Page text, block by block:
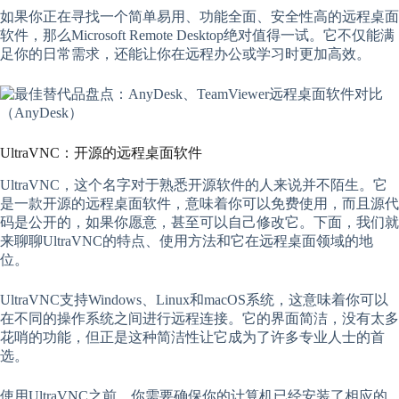
如果你正在寻找一个简单易用、功能全面、安全性高的远程桌面
软件，那么Microsoft Remote Desktop绝对值得一试。它不仅能满
足你的日常需求，还能让你在远程办公或学习时更加高效。
UltraVNC：开源的远程桌面软件
UltraVNC，这个名字对于熟悉开源软件的人来说并不陌生。它
是一款开源的远程桌面软件，意味着你可以免费使用，而且源代
码是公开的，如果你愿意，甚至可以自己修改它。下面，我们就
来聊聊UltraVNC的特点、使用方法和它在远程桌面领域的地
位。
UltraVNC支持Windows、Linux和macOS系统，这意味着你可以
在不同的操作系统之间进行远程连接。它的界面简洁，没有太多
花哨的功能，但正是这种简洁性让它成为了许多专业人士的首
选。
使用UltraVNC之前，你需要确保你的计算机已经安装了相应的